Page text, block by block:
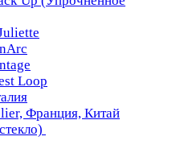
Loop
Франция, Китай